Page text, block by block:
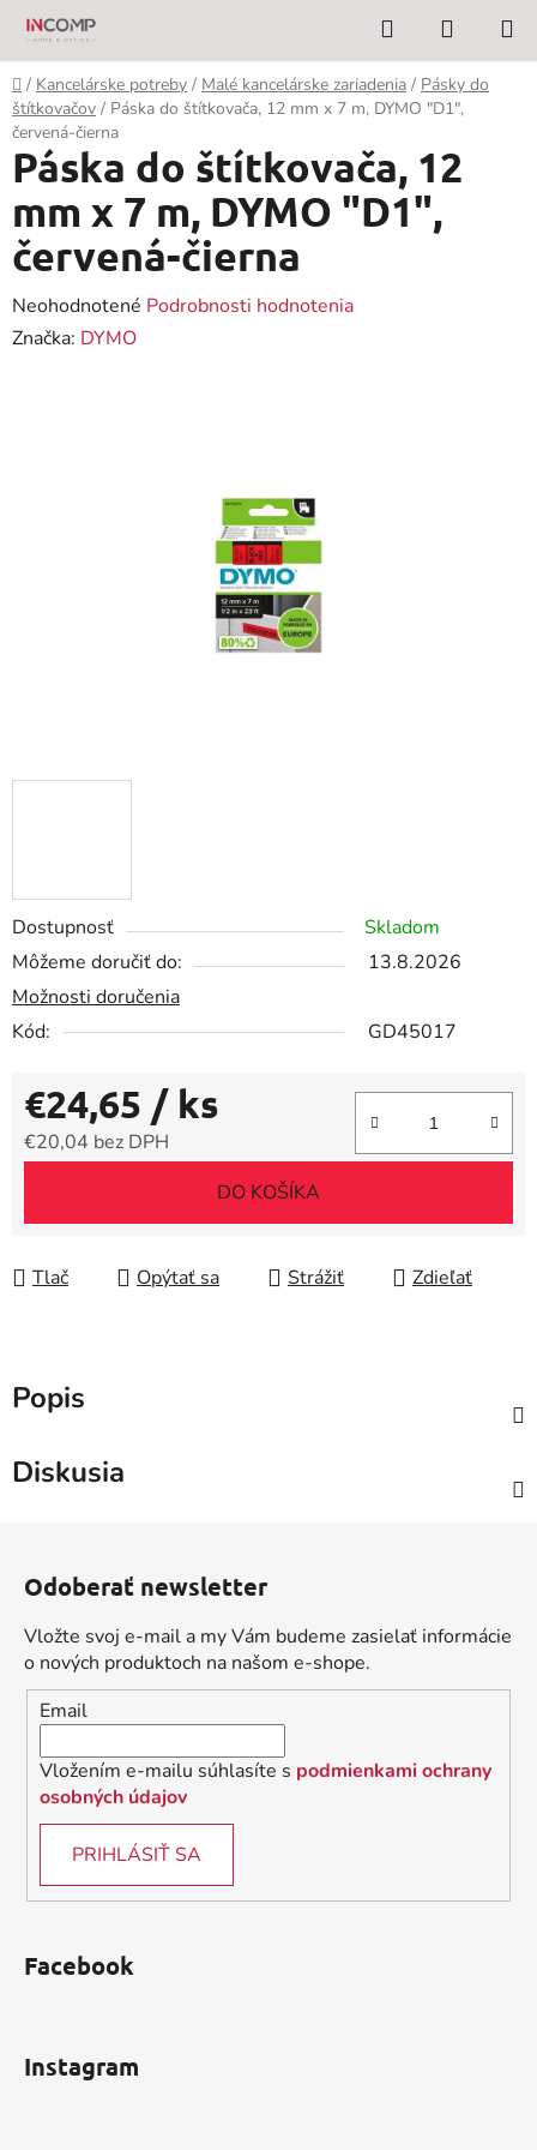
Prejsť
obsah
Hľadať
KOŠÍK
Domov
/ Kancelárske potreby / Malé kancelárske zariadenia / Pásky do
štítkovačov / Páska do štítkovača, 12 mm x 7 m, DYMO "D1",
červená-čierna
Dostupnosť
Skladom
Môžeme doručiť do:
13.8.2026
Možnosti doručenia
Kód:
GD45017
€24,65 / ks
€20,04 bez DPH
DO KOŠÍKA
Tlač Opýtať sa Strážiť Zdieľať
Páska do štítkovača, 12
mm x 7 m, DYMO "D1",
červená-čierna
Priemerné
hodnotenie
Neohodnotené Podrobnosti hodnotenia
Značka: DYMO
Popis
Diskusia
Odoberať newsletter
Vložte svoj e-mail a my Vám budeme zasielať informácie
o nových produktoch na našom e-shope.
Email
Vložením e-mailu súhlasíte s podmienkami ochrany
osobných údajov
PRIHLÁSIŤ SA
Facebook
Instagram